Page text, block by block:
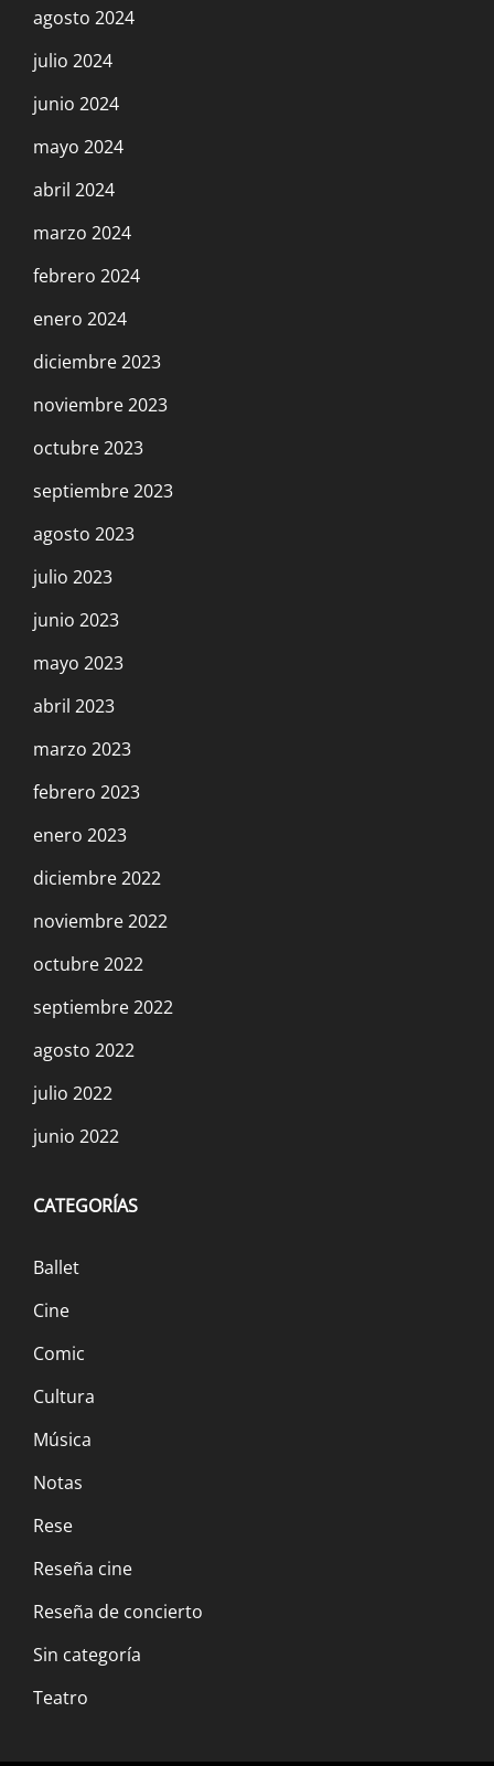
agosto 2024
julio 2024
junio 2024
mayo 2024
abril 2024
marzo 2024
febrero 2024
enero 2024
diciembre 2023
noviembre 2023
octubre 2023
septiembre 2023
agosto 2023
julio 2023
junio 2023
mayo 2023
abril 2023
marzo 2023
febrero 2023
enero 2023
diciembre 2022
noviembre 2022
octubre 2022
septiembre 2022
agosto 2022
julio 2022
junio 2022
CATEGORÍAS
Ballet
Cine
Comic
Cultura
Música
Notas
Rese
Reseña cine
Reseña de concierto
Sin categoría
Teatro